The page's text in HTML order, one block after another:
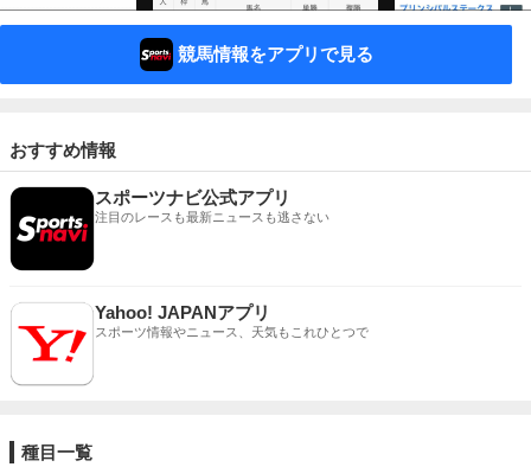
競馬情報をアプリで見る
おすすめ情報
スポーツナビ公式アプリ
注目のレースも最新ニュースも逃さない
Yahoo! JAPANアプリ
スポーツ情報やニュース、天気もこれひとつで
種目一覧